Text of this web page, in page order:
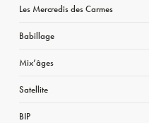
Les Mercredis des Carmes
Babillage
Mix’âges
Satellite
BIP